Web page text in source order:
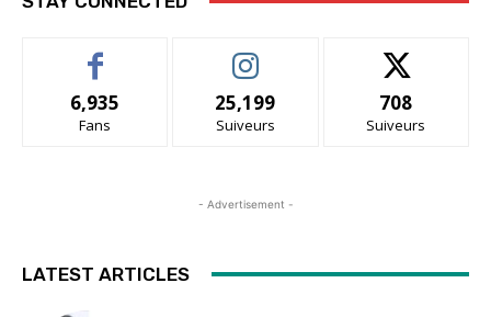
6,935
Fans
25,199
Suiveurs
708
Suiveurs
- Advertisement -
LATEST ARTICLES